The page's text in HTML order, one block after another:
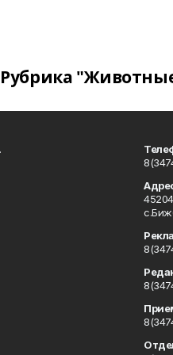
Рубрика